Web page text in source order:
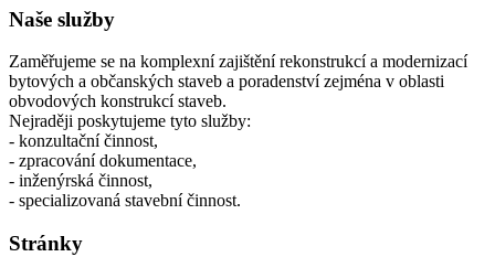
Naše služby
Zaměřujeme se na komplexní zajištění rekonstrukcí a modernizací
bytových a občanských staveb a poradenství zejména v oblasti
obvodových konstrukcí staveb.
Nejraději poskytujeme tyto služby:
- konzultační činnost,
- zpracování dokumentace,
- inženýrská činnost,
- specializovaná stavební činnost.
Stránky